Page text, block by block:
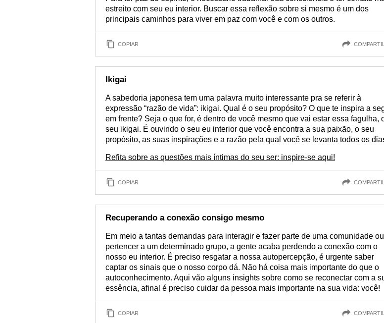
estreito com seu eu interior. Buscar essa reflexão sobre si mesmo é um dos
principais caminhos para viver em paz com você e com os outros.
COPIAR
Ikigai
A sabedoria japonesa tem uma palavra muito interessante pra se referir à
expressão “razão de vida”: ikigai. Qual é o seu propósito? O que te inspira a
em frente? Seja o que for, é dentro de você mesmo que vai estar essa fagulha,
seu ikigai. É ouvindo o seu eu interior que você encontra a sua paixão, o seu
propósito, as suas inspirações e a razão pela qual você se levanta todos os
Refita sobre as questões mais íntimas do seu ser: inspire-se aqui!
COPIAR
Recuperando a conexão consigo mesmo
Em meio a tantas demandas para interagir e fazer parte de uma comunidade ou
pertencer a um determinado grupo, a gente acaba perdendo a conexão com o
nosso eu interior. É preciso resgatar a nossa autopercepção, é urgente saber
captar os sinais que o nosso corpo dá. Não há coisa mais importante do que o
autoconhecimento. Aqui vão alguns insights sobre como se reconectar com a
essência, afinal é preciso cuidar da pessoa mais importante na sua vida: você!
COPIAR